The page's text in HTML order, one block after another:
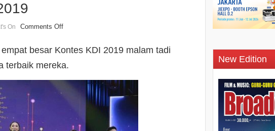
On Comments Off
besar Kontes KDI 2019 malam tadi
terbaik mereka.
New Edition